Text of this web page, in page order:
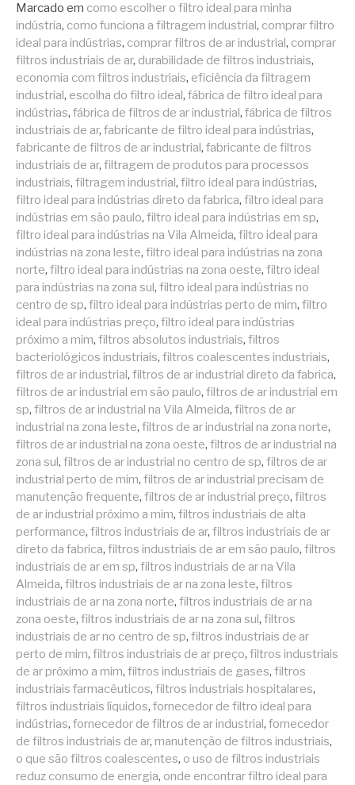
Marcado em como escolher o filtro ideal para minha
indústria, como funciona a filtragem industrial, comprar filtro
ideal para indústrias, comprar filtros de ar industrial, comprar
filtros industriais de ar, durabilidade de filtros industriais,
economia com filtros industriais, eficiência da filtragem
industrial, escolha do filtro ideal, fábrica de filtro ideal para
indústrias, fábrica de filtros de ar industrial, fábrica de filtros
industriais de ar, fabricante de filtro ideal para indústrias,
fabricante de filtros de ar industrial, fabricante de filtros
industriais de ar, filtragem de produtos para processos
industriais, filtragem industrial, filtro ideal para indústrias,
filtro ideal para indústrias direto da fabrica, filtro ideal para
indústrias em são paulo, filtro ideal para indústrias em sp,
filtro ideal para indústrias na Vila Almeida, filtro ideal para
indústrias na zona leste, filtro ideal para indústrias na zona
norte, filtro ideal para indústrias na zona oeste, filtro ideal
para indústrias na zona sul, filtro ideal para indústrias no
centro de sp, filtro ideal para indústrias perto de mim, filtro
ideal para indústrias preço, filtro ideal para indústrias
próximo a mim, filtros absolutos industriais, filtros
bacteriológicos industriais, filtros coalescentes industriais,
filtros de ar industrial, filtros de ar industrial direto da fabrica,
filtros de ar industrial em são paulo, filtros de ar industrial em
sp, filtros de ar industrial na Vila Almeida, filtros de ar
industrial na zona leste, filtros de ar industrial na zona norte,
filtros de ar industrial na zona oeste, filtros de ar industrial na
zona sul, filtros de ar industrial no centro de sp, filtros de ar
industrial perto de mim, filtros de ar industrial precisam de
manutenção frequente, filtros de ar industrial preço, filtros
de ar industrial próximo a mim, filtros industriais de alta
performance, filtros industriais de ar, filtros industriais de ar
direto da fabrica, filtros industriais de ar em são paulo, filtros
industriais de ar em sp, filtros industriais de ar na Vila
Almeida, filtros industriais de ar na zona leste, filtros
industriais de ar na zona norte, filtros industriais de ar na
zona oeste, filtros industriais de ar na zona sul, filtros
industriais de ar no centro de sp, filtros industriais de ar
perto de mim, filtros industriais de ar preço, filtros industriais
de ar próximo a mim, filtros industriais de gases, filtros
industriais farmacêuticos, filtros industriais hospitalares,
filtros industriais líquidos, fornecedor de filtro ideal para
indústrias, fornecedor de filtros de ar industrial, fornecedor
de filtros industriais de ar, manutenção de filtros industriais,
o que são filtros coalescentes, o uso de filtros industriais
reduz consumo de energia, onde encontrar filtro ideal para